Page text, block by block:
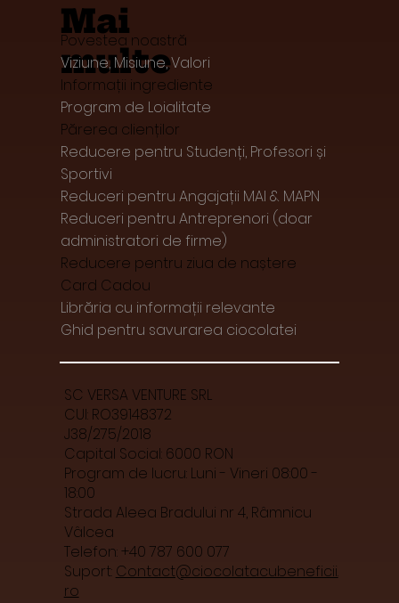
Mai
multe
Povestea noastră
Viziune, Misiune, Valori
Informații ingrediente
Program de Loialitate
Părerea clienților
Reducere pentru Studenți, Profesori și
Sportivi
Reduceri pentru Angajații MAI & MAPN
Reduceri pentru Antreprenori (doar
administratori de firme)
Reducere pentru ziua de naștere
Card Cadou
Librăria cu informații relevante
Ghid pentru savurarea ciocolatei
SC VERSA VENTURE SRL
CUI: RO39148372
J38/275/2018
Capital Social: 6000 RON
Program de lucru: Luni - Vineri 08:00 -
18:00
Strada Aleea Bradului nr 4, Râmnicu
Vâlcea
Telefon: +40 787 600 077
Suport: Contact@ciocolatacubeneficii.
ro